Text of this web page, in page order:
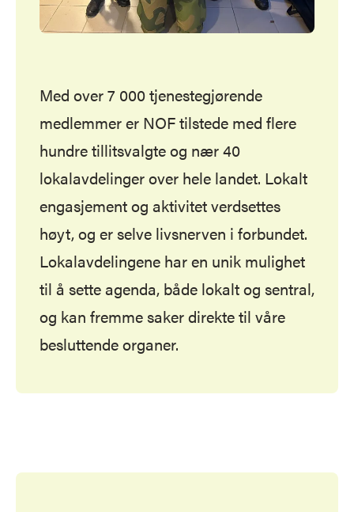
Med over 7 000 tjenestegjørende
medlemmer er NOF tilstede med flere
hundre tillitsvalgte og nær 40
lokalavdelinger over hele landet. Lokalt
engasjement og aktivitet verdsettes
høyt, og er selve livsnerven i forbundet.
Lokalavdelingene har en unik mulighet
til å sette agenda, både lokalt og sentral,
og kan fremme saker direkte til våre
besluttende organer.